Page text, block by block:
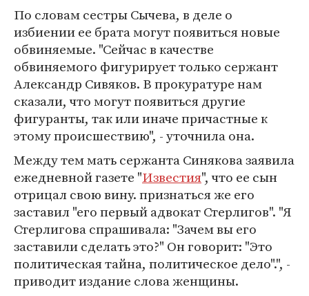
По словам сестры Сычева, в деле о
избиении ее брата могут появиться новые
обвиняемые. "Сейчас в качестве
обвиняемого фигурирует только сержант
Александр Сивяков. В прокуратуре нам
сказали, что могут появиться другие
фигуранты, так или иначе причастные к
этому происшествию", - уточнила она.
Между тем мать сержанта Синякова заявила
ежедневной газете "Известия", что ее сын
отрицал свою вину. признаться же его
заставил "его первый адвокат Стерлигов". "Я
Стерлигова спрашивала: "Зачем вы его
заставили сделать это?" Он говорит: "Это
политическая тайна, политическое дело".", -
приводит издание слова женщины.